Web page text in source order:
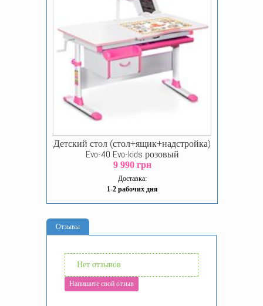
Детский стол (стол+ящик+надстройка)
Evo-40 Evo-kids розовый
9 990 грн
Доставка:
1-2 рабочих дня
Отзывы
Нет отзывов
Напишите свой отзыв